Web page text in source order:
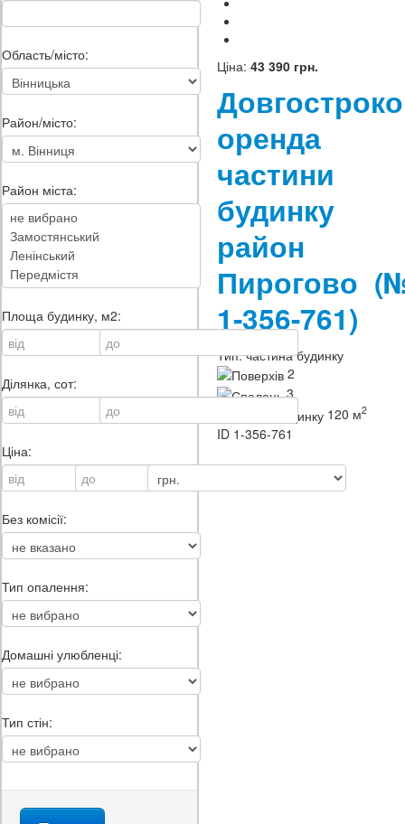
Область/місто:
Район/місто:
Район міста:
Площа будинку, м2:
Ділянка, сот:
Ціна:
Без комісії:
Тип опалення:
Домашні улюбленці:
Тип стін:
Ціна: 43 390 грн.
оренда
частини
будинку
район
Пирогово
1-356-761)
Тип: частина будинку
2
3
120 м2
ID 1-356-761